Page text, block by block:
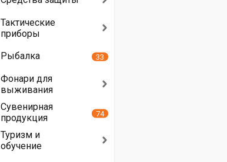
Тактические
приборы
Рыбалка
33
Фонари для
выживания
Сувенирная
продукция
74
Туризм и
обучение